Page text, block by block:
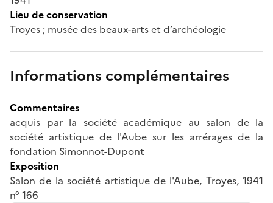
Lieu de conservation
Troyes ; musée des beaux-arts et d’archéologie
Informations complémentaires
Commentaires
acquis par la société académique au salon de la
société artistique de l'Aube sur les arrérages de la
fondation Simonnot-Dupont
Exposition
Salon de la société artistique de l'Aube, Troyes, 1941
n° 166